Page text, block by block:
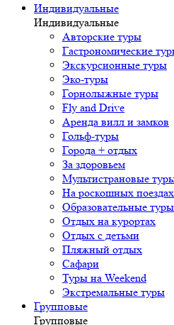
Индивидуальные
Индивидуальные
Авторские туры
Гастрономические
Экскурсионные туры
Эко-туры
Горнолыжные туры
Fly and Drive
Аренда вилл и замков
Гольф-туры
Города + отдых
За здоровьем
Мультистрановые
На роскошных поездах
Образовательные туры
Отдых на курортах
Отдых с детьми
Пляжный отдых
Сафари
Туры на Weekend
Экстремальные туры
Групповые
Групповые